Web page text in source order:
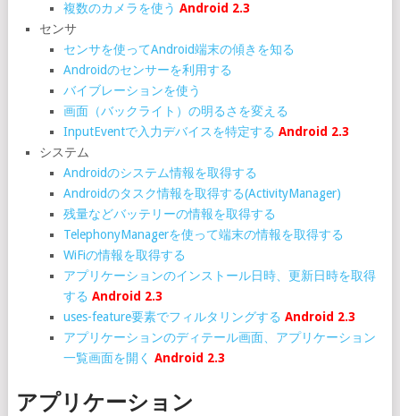
複数のカメラを使う Android 2.3
センサ
センサを使ってAndroid端末の傾きを知る
Androidのセンサーを利用する
バイブレーションを使う
画面（バックライト）の明るさを変える
InputEventで入力デバイスを特定する Android 2.3
システム
Androidのシステム情報を取得する
Androidのタスク情報を取得する(ActivityManager)
残量などバッテリーの情報を取得する
TelephonyManagerを使って端末の情報を取得する
WiFiの情報を取得する
アプリケーションのインストール日時、更新日時を取得
する Android 2.3
uses-feature要素でフィルタリングする Android 2.3
アプリケーションのディテール画面、アプリケーション
一覧画面を開く Android 2.3
アプリケーション